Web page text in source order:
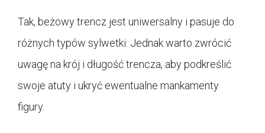
Tak, beżowy trencz jest uniwersalny i pasuje do
różnych typów sylwetki. Jednak warto zwrócić
uwagę na krój i długość trencza, aby podkreślić
swoje atuty i ukryć ewentualne mankamenty
figury.